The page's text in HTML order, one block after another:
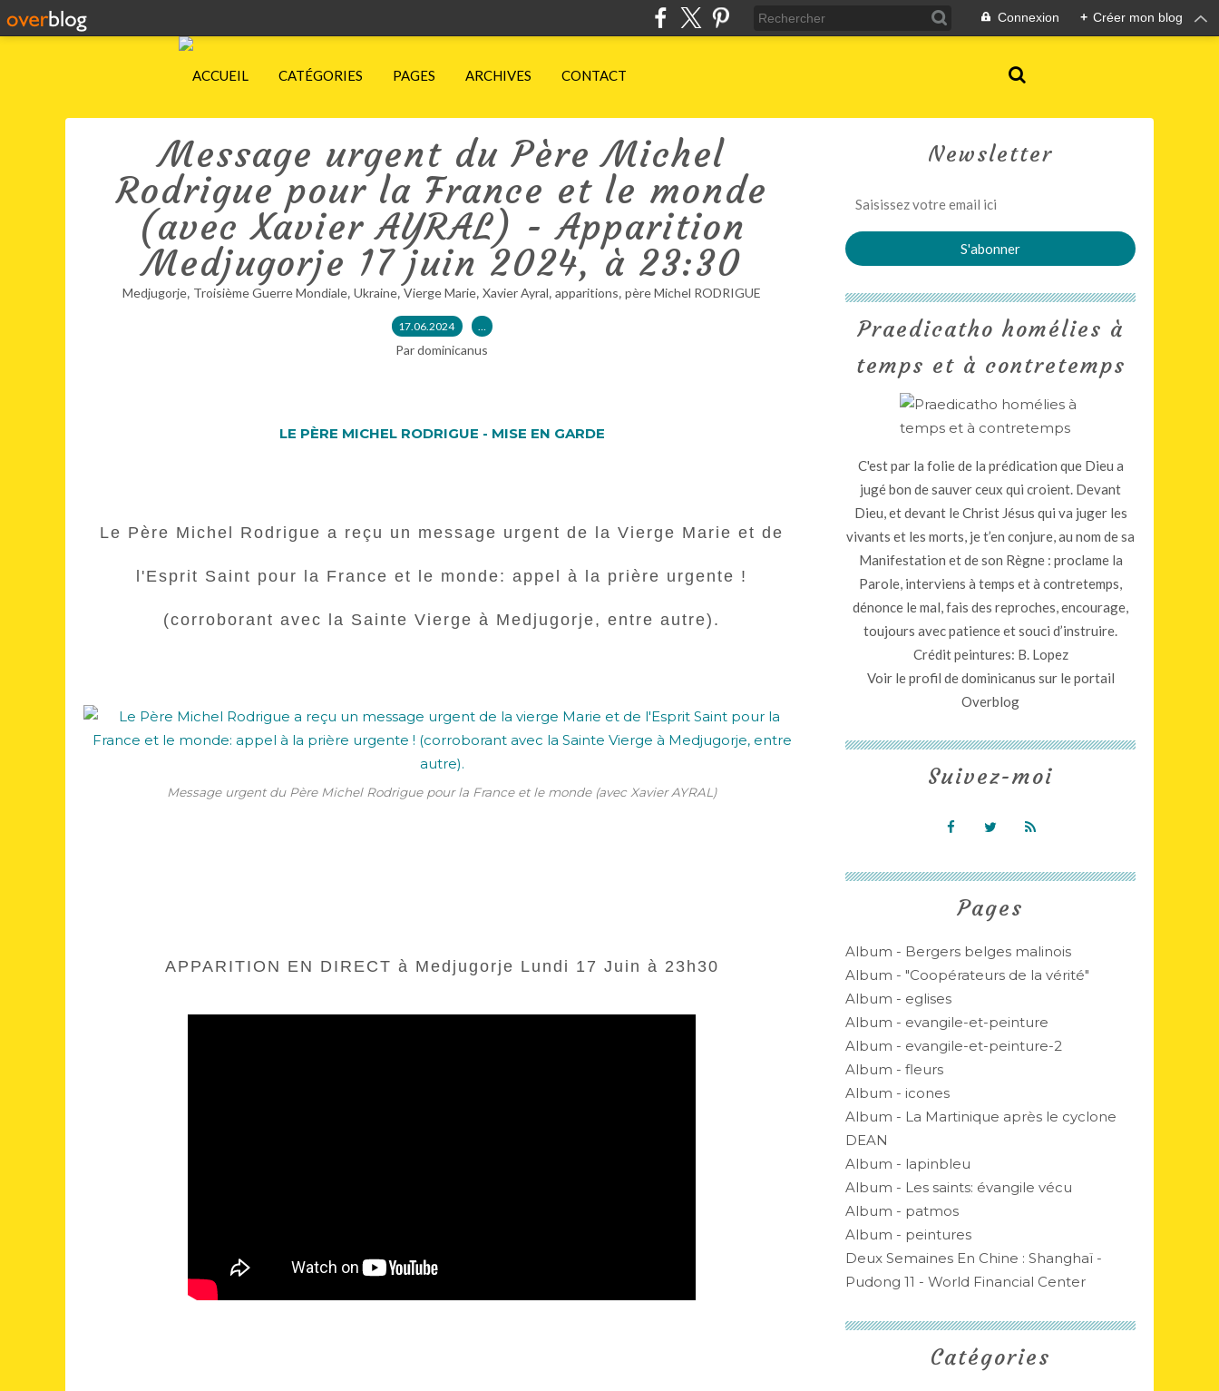
Connexion + Créer mon blog
ACCUEIL CATÉGORIES PAGES ARCHIVES CONTACT
Message urgent du Père Michel
Rodrigue pour la France et le monde
(avec Xavier AYRAL) - Apparition
Medjugorje 17 juin 2024, à 23:30
Medjugorje, Troisième Guerre Mondiale, Ukraine, Vierge Marie, Xavier Ayral, apparitions, père Michel RODRIGUE
17.06.2024 …
Par dominicanus
LE PÈRE MICHEL RODRIGUE - MISE EN GARDE
Le Père Michel Rodrigue a reçu un message urgent de la Vierge Marie et de
l'Esprit Saint pour la France et le monde: appel à la prière urgente !
(corroborant avec la Sainte Vierge à Medjugorje, entre autre).
Message urgent du Père Michel Rodrigue pour la France et le monde (avec Xavier AYRAL)
APPARITION EN DIRECT à Medjugorje Lundi 17 Juin à 23h30
Newsletter
Catégories
Pages
Album - Bergers belges malinois
Album - "Coopérateurs de la vérité"
Album - eglises
Album - evangile-et-peinture
Album - evangile-et-peinture-2
Album - fleurs
Album - icones
Album - La Martinique après le cyclone
DEAN
Album - lapinbleu
Album - Les saints: évangile vécu
Album - patmos
Album - peintures
Deux Semaines En Chine : Shanghaï -
Pudong 11 - World Financial Center
Praedicatho homélies à
temps et à contretemps
C'est par la folie de la prédication que Dieu a
jugé bon de sauver ceux qui croient. Devant
Dieu, et devant le Christ Jésus qui va juger les
vivants et les morts, je t’en conjure, au nom de sa
Manifestation et de son Règne : proclame la
Parole, interviens à temps et à contretemps,
dénonce le mal, fais des reproches, encourage,
toujours avec patience et souci d’instruire.
Crédit peintures: B. Lopez
Voir le profil dedominicanus sur le portail
Overblog
Suivez-moi